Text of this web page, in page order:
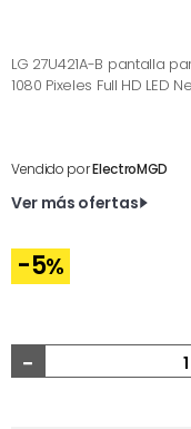
LG 27U421A-B pantalla
1080 Pixeles Full HD LED
Vendido porElectroMGD
Ver más ofertas
-5%
-